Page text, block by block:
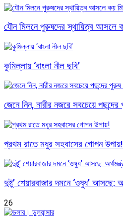
যৌন মিলনে পুরুষদের স্থায়িত্ব আসলে
কুমিল্লায় ‘বাংলা নীল ছবি’
জেনে নিন, নারীর নজরে সবচেয়ে
প্রথম রাতে মধুর সহবাসের গোপন উপায়!
দুষ্টু’ শেয়ারবাজার দমনে ‘ওষুধ’ আসছে:
26